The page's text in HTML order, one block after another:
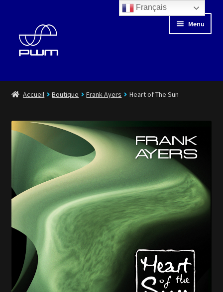
navigation
contenu
Menu
Blog
Boutique
Médiathèque
Artistes
En savoir +
Mon Compte
Accueil Boutique Frank Ayers Heart of The Sun
Français